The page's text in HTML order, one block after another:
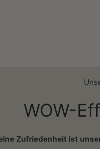
WOW-
Zufriedenheit ist